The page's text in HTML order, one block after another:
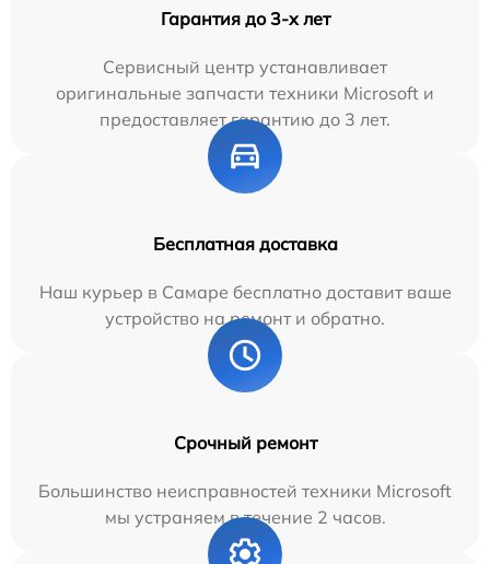
Гарантия до 3-х лет
Сервисный центр устанавливает
оригинальные запчасти техники Microsoft и
предоставляет гарантию до 3 лет.
Бесплатная доставка
Наш курьер в Самаре бесплатно доставит ваше
устройство на ремонт и обратно.
Срочный ремонт
Большинство неисправностей техники Microsoft
мы устраняем в течение 2 часов.